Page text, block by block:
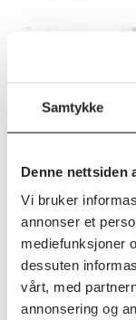
Samtykke
Denne nettsiden
Vi bruker
annonser et
mediefunksjoner
dessuten
vårt, med
annonsering og